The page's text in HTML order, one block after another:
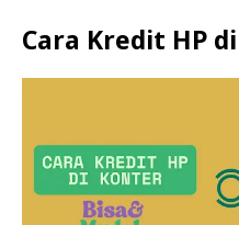
Cara Kredit HP